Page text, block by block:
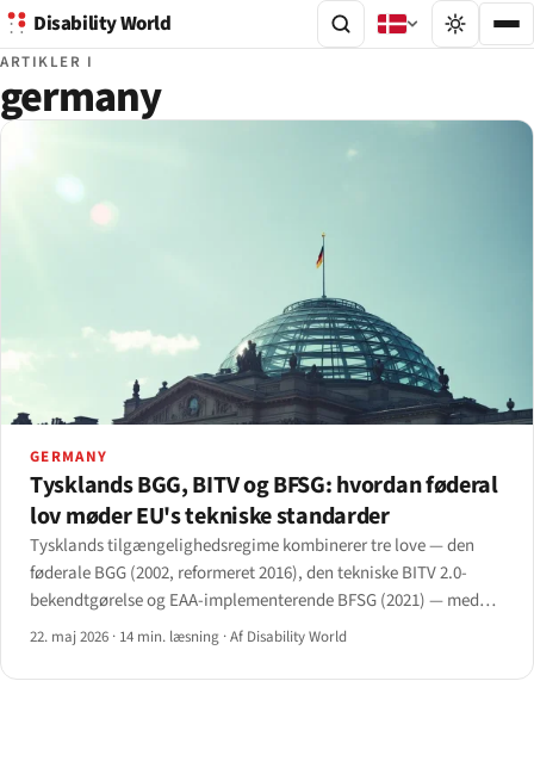
Disability World
ARTIKLER I
germany
GERMANY
Tysklands BGG, BITV og BFSG: hvordan føderal
lov møder EU's tekniske standarder
Tysklands tilgængelighedsregime kombinerer tre love — den
føderale BGG (2002, reformeret 2016), den tekniske BITV 2.0-
bekendtgørelse og EAA-implementerende BFSG (2021) — med
seksten delstatslige love og BAFA's håndhævelsesindsats fra
22. maj 2026 · 14 min. læsning ·Af Disability World